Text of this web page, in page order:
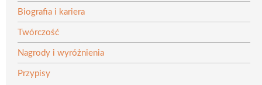
Biografia i kariera
Twórczość
Nagrody i wyróżnienia
Przypisy